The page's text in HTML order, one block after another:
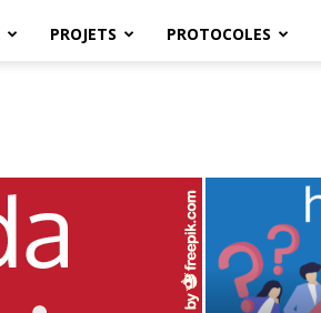
PROJETS PROTOCOLES